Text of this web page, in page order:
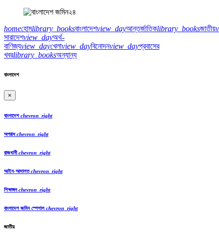
homeহোমlibrary_booksবাংলাদেশview_dayআন্তর্জাতিকlibrary_booksজাতীয়
সারাদেশview_dayঅর্থ-
বাণিজ্যview_dayখেলাview_dayবিনোদনview_dayপ্রবাসের
খবরlibrary_booksঅন্যান্য
বাংলাদেশ
×
বাংলাদেশ chevron_right
অপরাধchevron_right
রাজধানীchevron_right
আইন-আদালতchevron_right
শিক্ষাঙ্গনchevron_right
বাংলাদেশ জমিন স্পেশাল chevron_right
জাতীয়